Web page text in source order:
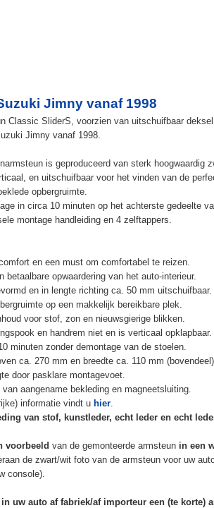
Jimny vanaf 1998
Classic SliderS, voorzien van uitschuifbaar
Jimny vanaf 1998.
is geproduceerd van sterk hoogwaardig
en uitschuifbaar voor het vinden van de
opbergruimte.
in circa 10 minuten op het achterste gedeelte
montage handleiding en 4 zelftappers.
en een must om comfortabel te reizen.
betaalbare opwaardering van het auto-interieur.
en in lengte richting ca. 50 mm uitschuifbaar.
op een makkelijk bereikbare plek.
voor stof, zon en nieuwsgierige blikken.
en handrem niet en is verticaal opklapbaar.
minuten zonder demontage van de stoelen.
ca. 270 mm en breedte ca. 110 mm (bovendeel).
door pasklare montagevoet.
aangename bekleding en magneetsluiting.
informatie vindt u hier.
van stof, kunstleder, echt leder en echt
voorbeeld van de gemonteerde armsteun in een
de zwart/wit foto van de armsteun voor uw
console).
in uw auto af fabriek/af importeur een (te korte)